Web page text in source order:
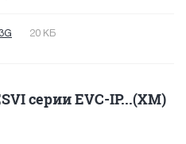
20 КБ
серии EVC-IP...(XM)